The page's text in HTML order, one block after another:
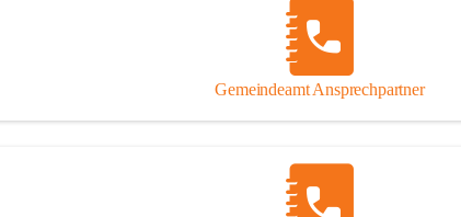
Gemeindeamt Ansprechpartner